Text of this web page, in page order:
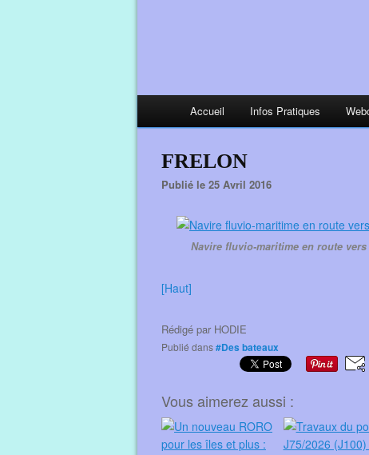
Accueil Infos Pratiques
FRELON
Publié le 25 Avril 2016
Navire fluvio-maritime en route
[Haut]
Rédigé par HODIE
Publié dans#Des bateaux
Vous aimerez aussi :